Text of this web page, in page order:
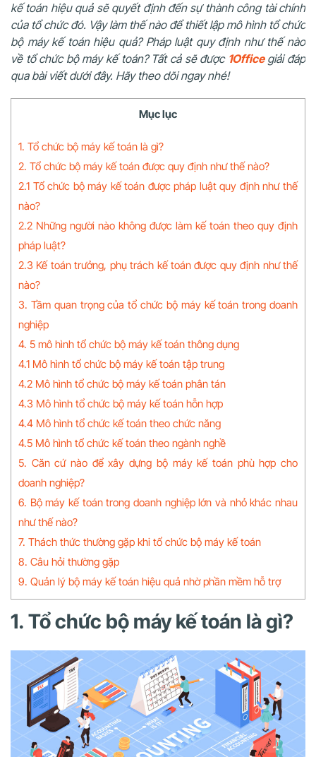
kế toán hiệu quả sẽ quyết định đến sự thành công tài chính
của tổ chức đó. Vậy làm thế nào để thiết lập mô hình tổ chức
bộ máy kế toán hiệu quả? Pháp luật quy định như thế nào
về tổ chức bộ máy kế toán? Tất cả sẽ được 1Officegiải đáp
qua bài viết dưới đây. Hãy theo dõi ngay nhé!
Mục lục
1. Tổ chức bộ máy kế toán là gì?
2. Tổ chức bộ máy kế toán được quy định như thế nào?
2.1 Tổ chức bộ máy kế toán được pháp luật quy định như thế
nào?
2.2 Những người nào không được làm kế toán theo quy định
pháp luật?
2.3 Kế toán trưởng, phụ trách kế toán được quy định như thế
nào?
3. Tầm quan trọng của tổ chức bộ máy kế toán trong doanh
nghiệp
4. 5 mô hình tổ chức bộ máy kế toán thông dụng
4.1 Mô hình tổ chức bộ máy kế toán tập trung
4.2 Mô hình tổ chức bộ máy kế toán phân tán
4.3 Mô hình tổ chức bộ máy kế toán hỗn hợp
4.4 Mô hình tổ chức kế toán theo chức năng
4.5 Mô hình tổ chức kế toán theo ngành nghề
5. Căn cứ nào để xây dựng bộ máy kế toán phù hợp cho
doanh nghiệp?
6. Bộ máy kế toán trong doanh nghiệp lớn và nhỏ khác nhau
như thế nào?
7. Thách thức thường gặp khi tổ chức bộ máy kế toán
8. Câu hỏi thường gặp
9. Quản lý bộ máy kế toán hiệu quả nhờ phần mềm hỗ trợ
1. Tổ chức bộ máy kế toán là gì?